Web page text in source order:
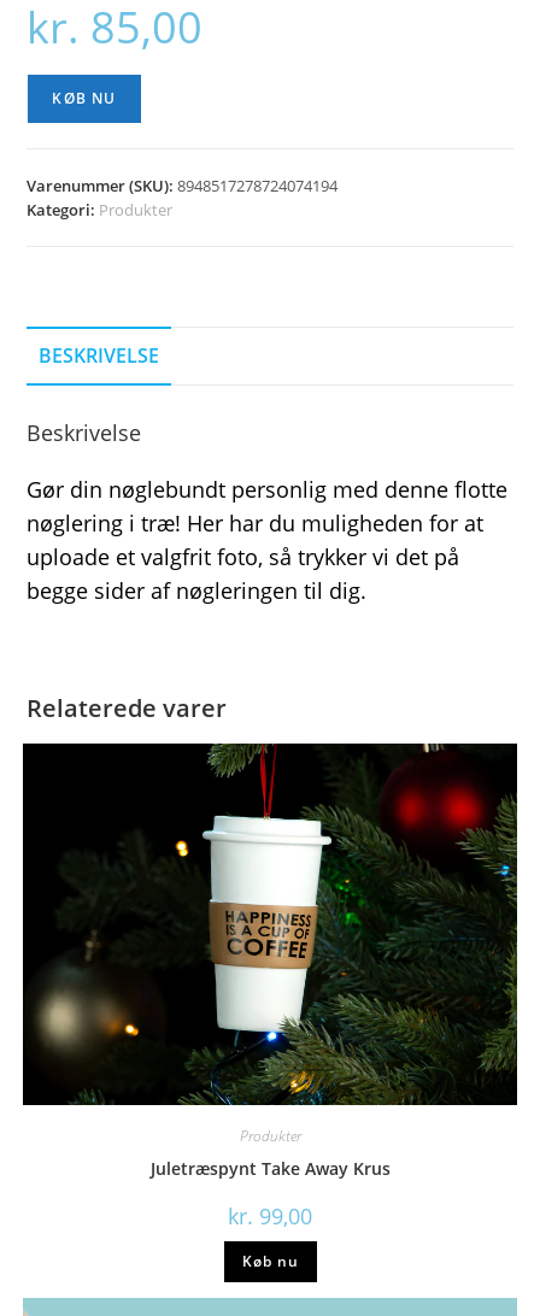
kr. 85,00
KØB NU
Varenummer (SKU):8948517278724074194
Kategori: Produkter
BESKRIVELSE
Beskrivelse
Gør din nøglebundt personlig med denne flotte
nøglering i træ! Her har du muligheden for at
uploade et valgfrit foto, så trykker vi det på
begge sider af nøgleringen til dig.
Relaterede varer
Produkter
Juletræspynt Take Away Krus
kr. 99,00
Køb nu